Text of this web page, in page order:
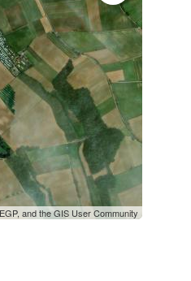
and the GIS User Community